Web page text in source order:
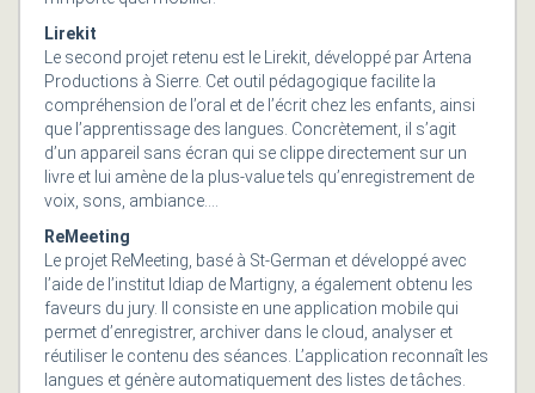
Lirekit
Le second projet retenu est le Lirekit, développé par Artena
Productions à Sierre. Cet outil pédagogique facilite la
compréhension de l’oral et de l’écrit chez les enfants, ainsi
que l’apprentissage des langues. Concrètement, il s’agit
d’un appareil sans écran qui se clippe directement sur un
livre et lui amène de la plus-value tels qu’enregistrement de
voix, sons, ambiance….
ReMeeting
Le projet ReMeeting, basé à St-German et développé avec
l’aide de l’institut Idiap de Martigny, a également obtenu les
faveurs du jury. Il consiste en une application mobile qui
permet d’enregistrer, archiver dans le cloud, analyser et
réutiliser le contenu des séances. L’application reconnaît les
langues et génère automatiquement des listes de tâches.